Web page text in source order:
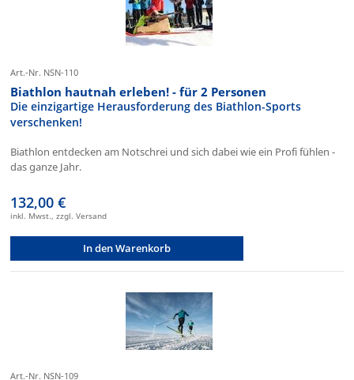
Art.-Nr. NSN-110
Biathlon hautnah erleben! - für 2 Personen
Die einzigartige Herausforderung des Biathlon-Sports
verschenken!
Biathlon entdecken am Notschrei und sich dabei wie ein Profi fühlen -
das ganze Jahr.
132,00 €
inkl. Mwst., zzgl. Versand
In den Warenkorb
Art.-Nr. NSN-109